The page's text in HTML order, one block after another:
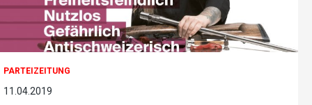
PARTEIZEITUNG
11.04.2019